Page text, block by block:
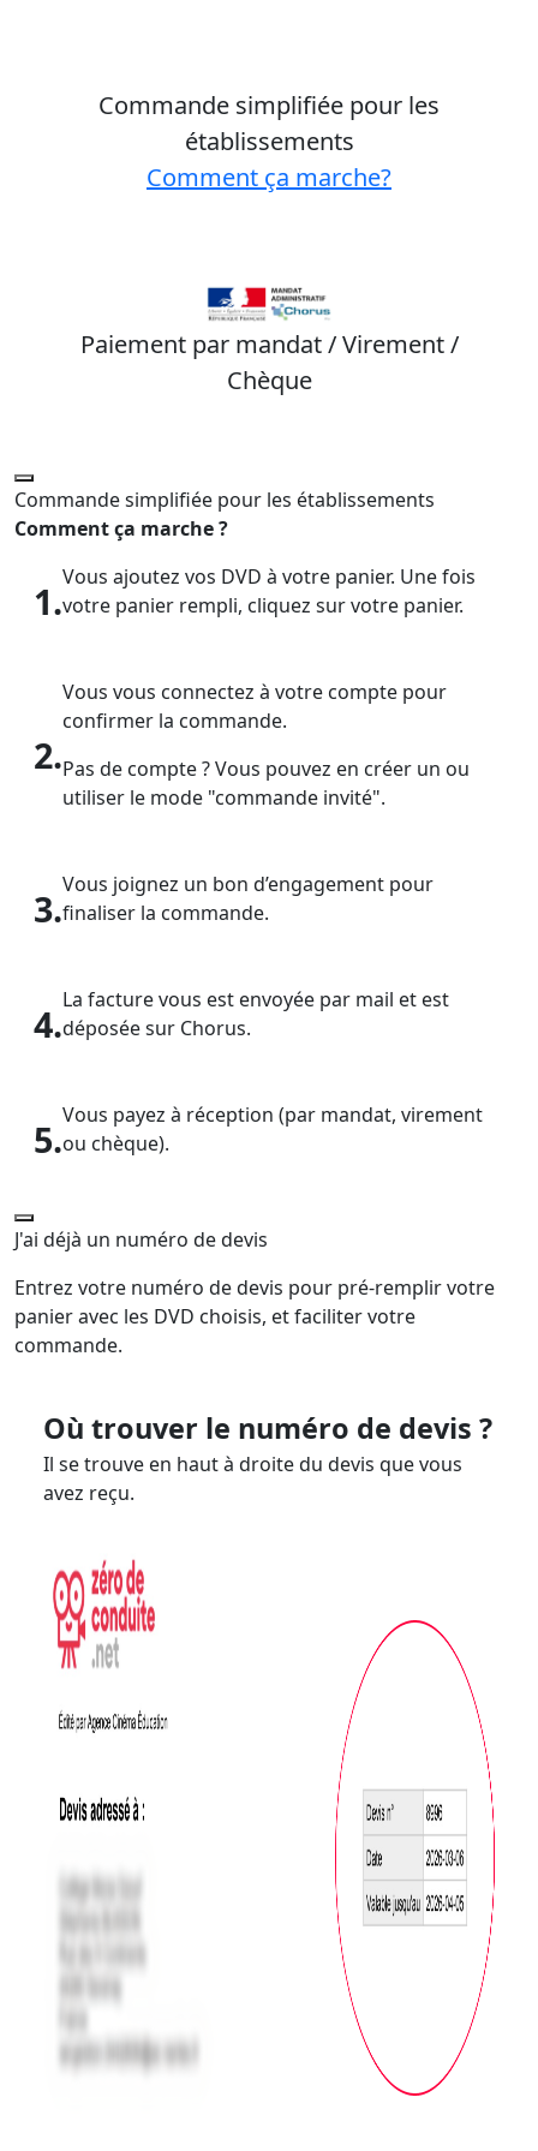
Commande simplifiée pour les
établissements
Comment ça marche?
Paiement par mandat / Virement /
Chèque
Commande simplifiée pour les établissements
Comment ça marche ?
1.
Vous ajoutez vos DVD à votre panier. Une fois
votre panier rempli, cliquez sur votre panier.
2.
Vous vous connectez à votre compte pour
confirmer la commande.
Pas de compte ? Vous pouvez en créer un ou
utiliser le mode "commande invité".
3.
Vous joignez un bon d’engagement pour
finaliser la commande.
4.
La facture vous est envoyée par mail et est
déposée sur Chorus.
5.
Vous payez à réception (par mandat, virement
ou chèque).
J'ai déjà un numéro de devis
Entrez votre numéro de devis pour pré-remplir votre
panier avec les DVD choisis, et faciliter votre
commande.
Où trouver le numéro de devis ?
Il se trouve en haut à droite du devis que vous
avez reçu.